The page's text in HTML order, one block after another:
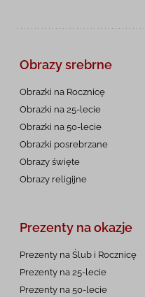
Obrazy srebrne
Obrazki na Rocznicę
Obrazki na 25-lecie
Obrazki na 50-lecie
Obrazki posrebrzane
Obrazy święte
Obrazy religijne
Prezenty na okazje
Prezenty na Ślub i Rocznicę
Prezenty na 25-lecie
Prezenty na 50-lecie